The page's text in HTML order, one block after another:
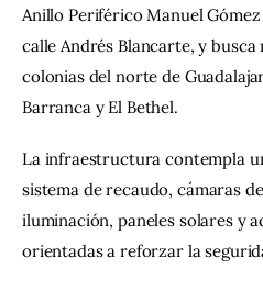
Anillo Periférico Manuel
calle Andrés Blancarte, y
colonias del norte de
Barranca y El Bethel.
La infraestructura contempla
sistema de recaudo, cámaras
iluminación, paneles solares y
orientadas a reforzar la